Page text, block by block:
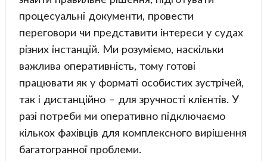
процесуальні документи, провести
переговори чи представити інтереси у судах
різних інстанцій. Ми розуміємо, наскільки
важлива оперативність, тому готові
працювати як у форматі особистих зустрічей,
так і дистанційно – для зручності клієнтів. У
разі потреби ми оперативно підключаємо
кількох фахівців для комплексного вирішення
багатогранної проблеми.